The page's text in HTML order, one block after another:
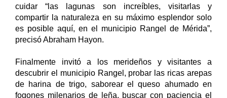
cuidar “las lagunas son increíbles, visitarlas y
compartir la naturaleza en su máximo esplendor solo
es posible aquí, en el municipio Rangel de Mérida”,
precisó Abraham Hayon.
Finalmente invitó a los merideños y visitantes a
descubrir el municipio Rangel, probar las ricas arepas
de harina de trigo, saborear el queso ahumado en
fogones milenarios de leña, buscar con paciencia el